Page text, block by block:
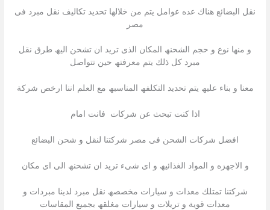
نقل البضائع ھناك عده عوامل یتم من خلالھا تحدید تكالیف نقل مبرد فى
مصر
و منھا نوع و حجم الشحنھ المكان الذى ترید ان تشحن الیھ طرق نقل
مبرد كل ذلك یتم معرفتھ حین تتواصل
معنا و بناء علیھ یتم تحدید التكلفھ المناسبھ مع العلم اننا ارخص شركة
اذا كنت تبحث عن شركات فانت امام
افضل شركات الشحن فى مصر شركتنا لنقل و شحن البضائع
و الاجھزه و المواد الغذائیھ و اى شىء ترید ان تشحنھ الى اى مكان
شركتنا تمتلك معدات و سیارات مخصصھ نقل مبرد لدینا مبردات و
معدات قویة و تریلات و سیارات مغلقھ بجمیع المقاسات